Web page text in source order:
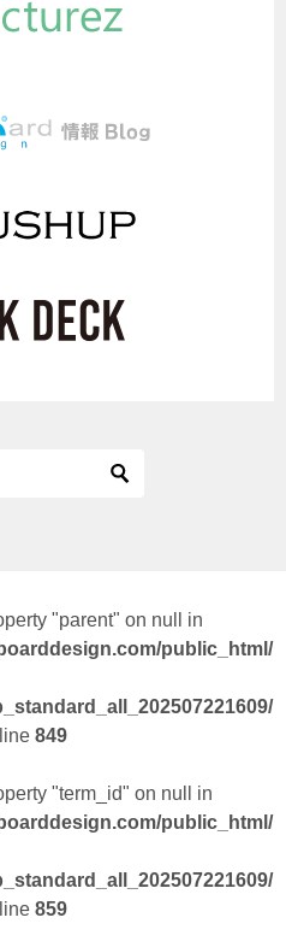
"parent" on null in
public_html/
849
"term_id" on null in
public_html/
859